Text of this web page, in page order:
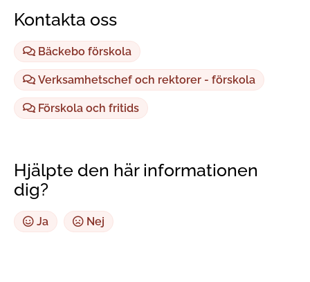
Kontakta oss
Bäckebo förskola
Verksamhetschef och rektorer - förskola
Förskola och fritids
Hjälpte den här informationen
dig?
Ja Nej